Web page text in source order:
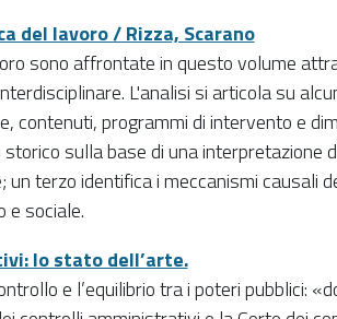
del lavoro / Rizza, Scarano
sono affrontate in questo volume
L'analisi si articola su
contenuti, programmi di intervento e
sulla base di una interpretazione
un terzo identifica i meccanismi causali
e sociale.
lo stato dell’arte.
e l’equilibrio tra i poteri pubblici: